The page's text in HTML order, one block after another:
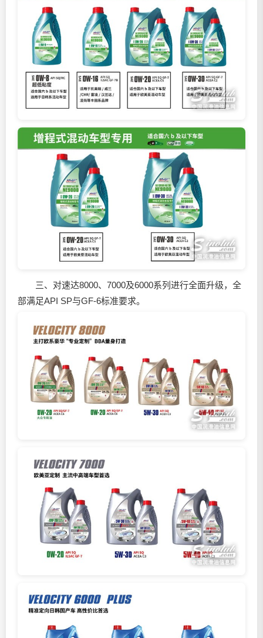
三、对速达8000、7000及6000系列进行全面升级，全
部满足API SP与GF-6标准要求。